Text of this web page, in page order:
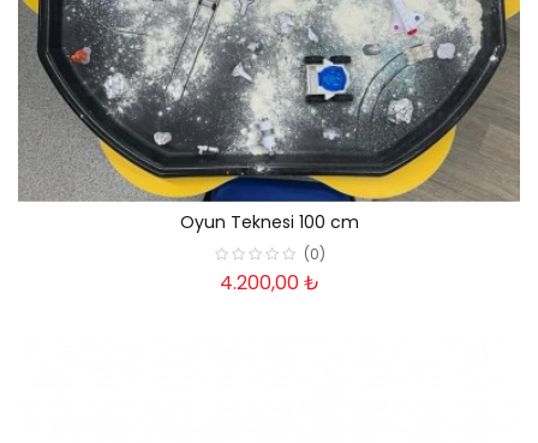
Oyun Teknesi 100 cm
(0)
4.200,00 ₺